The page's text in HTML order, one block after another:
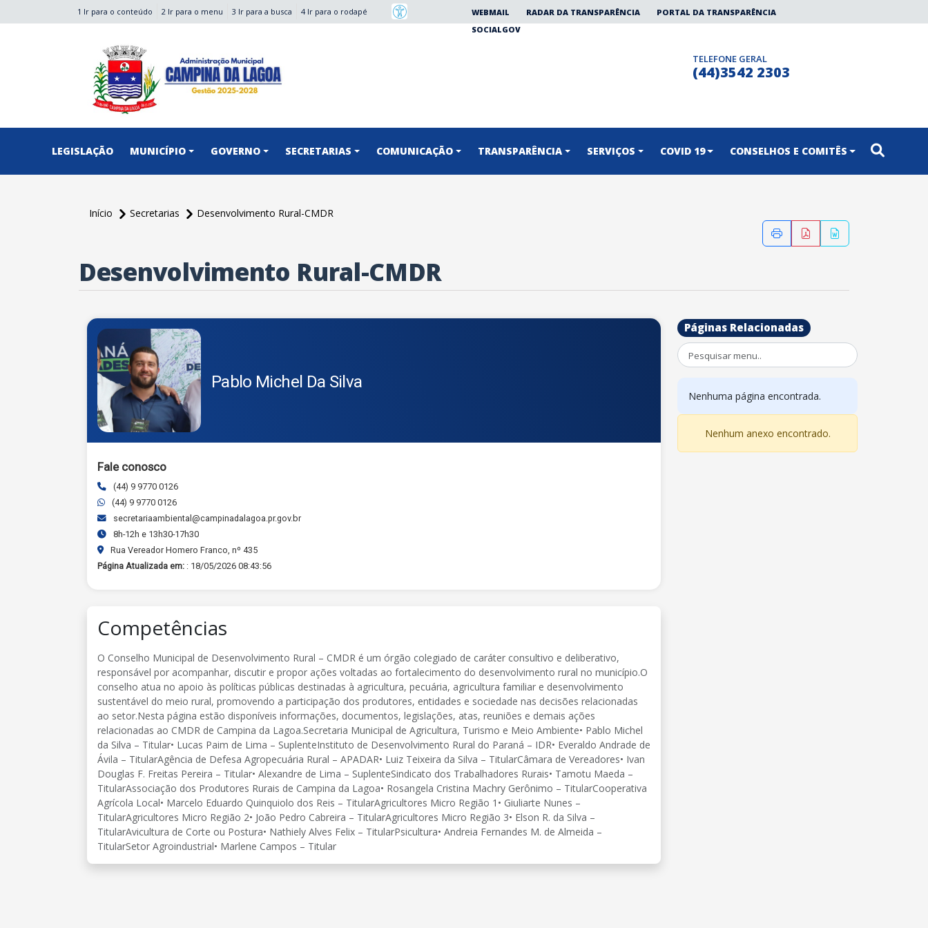
1 Ir para o conteúdo 2 Ir para o menu 3 Ir para a busca 4 Ir para o rodapé WEBMAIL RADAR DA TRANSPARÊNCIA
PORTAL DA TRANSPARÊNCIA
SOCIALGOV
TELEFONE GERAL
(44)3542 2303
LEGISLAÇÃO MUNICÍPIO GOVERNO SECRETARIAS COMUNICAÇÃO TRANSPARÊNCIA SERVIÇOS COVID 19 CONSELHOS E COMITÊS
Início Secretarias
Desenvolvimento Rural-CMDR
Desenvolvimento Rural-CMDR
Pablo Michel Da Silva
Fale conosco
(44) 9 9770 0126
(44) 9 9770 0126
secretariaambiental@campinadalagoa.pr.gov.br
8h-12h e 13h30-17h30
Rua Vereador Homero Franco, nº 435
Página Atualizada em: : 18/05/2026 08:43:56
Competências
O Conselho Municipal de Desenvolvimento Rural – CMDR é um órgão colegiado de caráter consultivo e deliberativo,
responsável por acompanhar, discutir e propor ações voltadas ao fortalecimento do desenvolvimento rural no município.O
conselho atua no apoio às políticas públicas destinadas à agricultura, pecuária, agricultura familiar e desenvolvimento
sustentável do meio rural, promovendo a participação dos produtores, entidades e sociedade nas decisões relacionadas
ao setor.Nesta página estão disponíveis informações, documentos, legislações, atas, reuniões e demais ações
relacionadas ao CMDR de Campina da Lagoa.Secretaria Municipal de Agricultura, Turismo e Meio Ambiente• Pablo Michel
da Silva – Titular• Lucas Paim de Lima – SuplenteInstituto de Desenvolvimento Rural do Paraná – IDR• Everaldo Andrade de
Ávila – TitularAgência de Defesa Agropecuária Rural – APADAR• Luiz Teixeira da Silva – TitularCâmara de Vereadores• Ivan
Douglas F. Freitas Pereira – Titular• Alexandre de Lima – SuplenteSindicato dos Trabalhadores Rurais• Tamotu Maeda –
TitularAssociação dos Produtores Rurais de Campina da Lagoa• Rosangela Cristina Machry Gerônimo – TitularCooperativa
Agrícola Local• Marcelo Eduardo Quinquiolo dos Reis – TitularAgricultores Micro Região 1• Giuliarte Nunes –
TitularAgricultores Micro Região 2• João Pedro Cabreira – TitularAgricultores Micro Região 3• Elson R. da Silva –
TitularAvicultura de Corte ou Postura• Nathiely Alves Felix – TitularPsicultura• Andreia Fernandes M. de Almeida –
TitularSetor Agroindustrial• Marlene Campos – Titular
Páginas Relacionadas
Nenhuma página encontrada.
Nenhum anexo encontrado.